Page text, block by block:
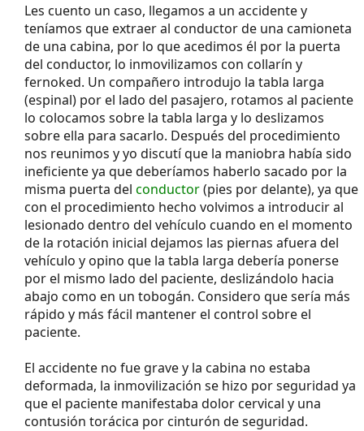
Les cuento un caso, llegamos a un accidente y
teníamos que extraer al conductor de una camioneta
de una cabina, por lo que acedimos él por la puerta
del conductor, lo inmovilizamos con collarín y
fernoked. Un compañero introdujo la tabla larga
(espinal) por el lado del pasajero, rotamos al paciente
lo colocamos sobre la tabla larga y lo deslizamos
sobre ella para sacarlo. Después del procedimiento
nos reunimos y yo discutí que la maniobra había sido
ineficiente ya que deberíamos haberlo sacado por la
misma puerta del conductor(pies por delante), ya que
con el procedimiento hecho volvimos a introducir al
lesionado dentro del vehículo cuando en el momento
de la rotación inicial dejamos las piernas afuera del
vehículo y opino que la tabla larga debería ponerse
por el mismo lado del paciente, deslizándolo hacia
abajo como en un tobogán. Considero que sería más
rápido y más fácil mantener el control sobre el
paciente.
El accidente no fue grave y la cabina no estaba
deformada, la inmovilización se hizo por seguridad ya
que el paciente manifestaba dolor cervical y una
contusión torácica por cinturón de seguridad.